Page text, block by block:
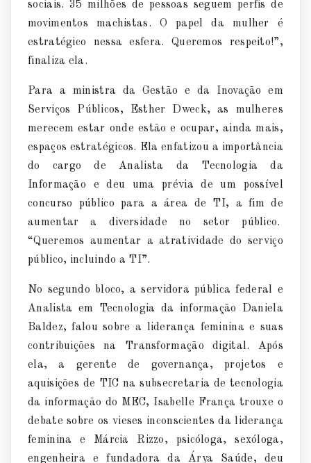
sociais. 35 milhões de pessoas seguem perfis de
movimentos machistas. O papel da mulher é
estratégico nessa esfera. Queremos respeito!”,
finaliza ela.
Para a ministra da Gestão e da Inovação em
Serviços Públicos, Esther Dweck, as mulheres
merecem estar onde estão e ocupar, ainda mais,
espaços estratégicos. Ela enfatizou a importância
do cargo de Analista da Tecnologia da
Informação e deu uma prévia de um possível
concurso público para a área de TI, a fim de
aumentar a diversidade no setor público.
“Queremos aumentar a atratividade do serviço
público, incluindo a TI”.
No segundo bloco, a servidora pública federal e
Analista em Tecnologia da informação Daniela
Baldez, falou sobre a liderança feminina e suas
contribuições na Transformação digital. Após
ela, a gerente de governança, projetos e
aquisições de TIC na subsecretaria de tecnologia
da informação do MEC, Isabelle França trouxe o
debate sobre os vieses inconscientes da liderança
feminina e Márcia Rizzo, psicóloga, sexóloga,
engenheira e fundadora da Árya Saúde, deu